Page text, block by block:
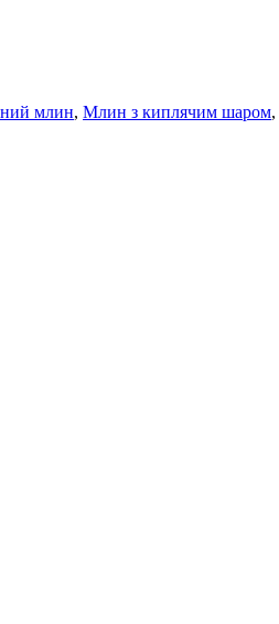
млин, Млин з киплячим шаром,